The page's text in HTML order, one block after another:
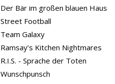
Der Bär im großen blauen Haus
Street Football
Team Galaxy
Ramsay’s Kitchen Nightmares
R.I.S. - Sprache der Toten
Wunschpunsch